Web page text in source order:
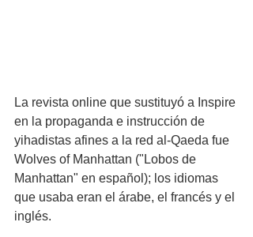
La revista online que sustituyó a Inspire
en la propaganda e instrucción de
yihadistas afines a la red al-Qaeda fue
Wolves of Manhattan ("Lobos de
Manhattan" en español); los idiomas
que usaba eran el árabe, el francés y el
inglés.